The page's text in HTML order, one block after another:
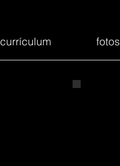
currículum fotos